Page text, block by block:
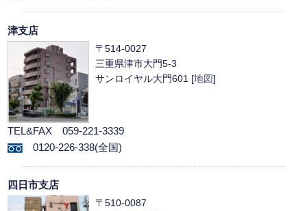
津支店
〒514-0027
三重県津市大門5-3
サンロイヤル大門601 [地図]
TEL&FAX 059-221-3339
0120-226-338(全国)
四日市支店
〒510-0087